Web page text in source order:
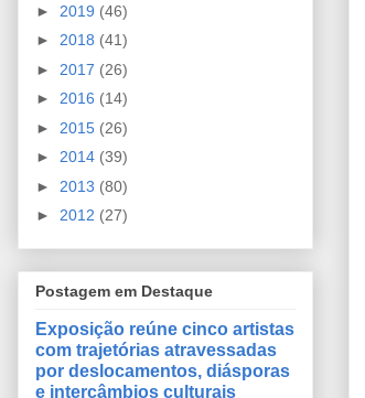
► 2019 (46)
► 2018 (41)
► 2017 (26)
► 2016 (14)
► 2015 (26)
► 2014 (39)
► 2013 (80)
► 2012 (27)
Postagem em Destaque
Exposição reúne cinco artistas
com trajetórias atravessadas
por deslocamentos, diásporas
e intercâmbios culturais